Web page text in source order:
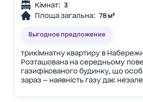
Кімнат: 3
Площа загальна: 78 м²
Выгодное предложение
трикімнатну квартиру в
Розташована на середньому
газифікованого будинку, що
зараз — наявність газу дає